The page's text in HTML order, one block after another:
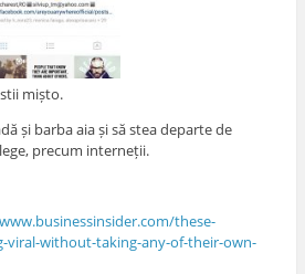
mișto.
și barba aia și să stea departe de
precum interneții.
these-
viral-without-taking-any-of-their-own-